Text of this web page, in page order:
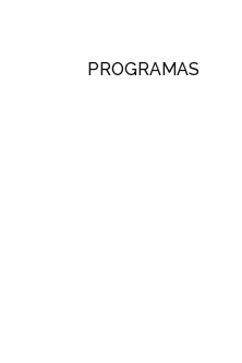
PROGRAMAS